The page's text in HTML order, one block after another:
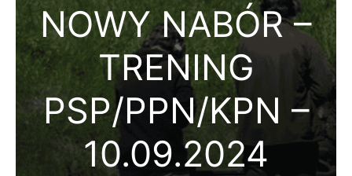
NOWY NABÓR –
TRENING
PSP/PPN/KPN –
10.09.2024